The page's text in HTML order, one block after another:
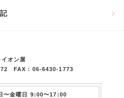
イオン屋
FAX：06-6430-1773
〜金曜日 9:00〜17:00